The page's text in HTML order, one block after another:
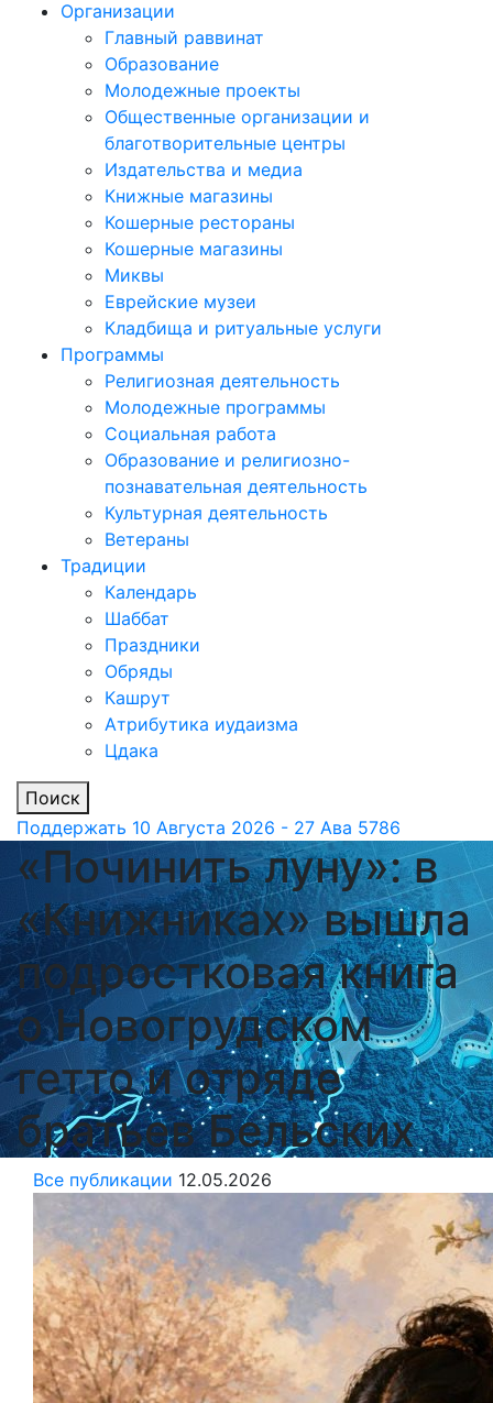
Организации
Главный раввинат
Образование
Молодежные проекты
Общественные организации и
благотворительные центры
Издательства и медиа
Книжные магазины
Кошерные рестораны
Кошерные магазины
Миквы
Еврейские музеи
Кладбища и ритуальные услуги
Программы
Религиозная деятельность
Молодежные программы
Социальная работа
Образование и религиозно-
познавательная деятельность
Культурная деятельность
Ветераны
Традиции
Календарь
Шаббат
Праздники
Обряды
Кашрут
Атрибутика иудаизма
Цдака
Поиск
Поддержать 10 Августа 2026 - 27 Ава 5786
«Починить луну»: в
«Книжниках» вышла
подростковая книга
о Новогрудском
гетто и отряде
братьев Бельских
Все публикации 12.05.2026